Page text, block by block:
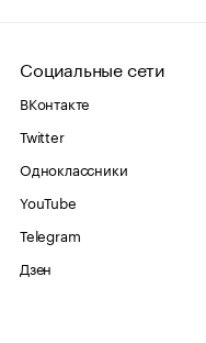
Социальные сети
ВКонтакте
Twitter
Одноклассники
YouTube
Telegram
Дзен